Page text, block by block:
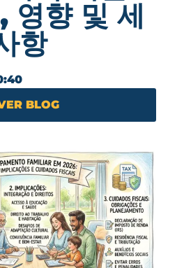
영향 및 세
항
BLOG